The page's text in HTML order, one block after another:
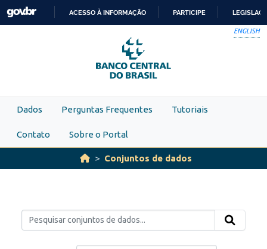
Skip to main content
PARA
O
CONTEÚDO
ACESSO À INFORMAÇÃO PARTICIPE
ENGLISH
Dados Perguntas Frequentes Tutoriais
Contato Sobre o Portal
Conjuntos de dados